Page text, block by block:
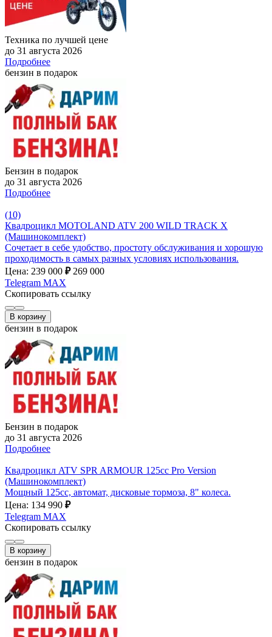
Техника по лучшей цене
до 31 августа 2026
Подробнее
бензин в подарок
Бензин в подарок
до 31 августа 2026
Подробнее
(10)
Квадроцикл MOTOLAND ATV 200 WILD TRACK X
(Машинокомплект)
Сочетает в себе удобство, простоту обслуживания и хорошую
проходимость в самых разных условиях использования.
Цена: 239 000 ₽ 269 000
Telegram MAX
Скопировать ссылку
В корзину
бензин в подарок
Бензин в подарок
до 31 августа 2026
Подробнее
Квадроцикл ATV SPR ARMOUR 125cc Pro Version
(Машинокомплект)
Мощный 125cc, автомат, дисковые тормоза, 8" колеса.
Цена: 134 990 ₽
Telegram MAX
Скопировать ссылку
В корзину
бензин в подарок